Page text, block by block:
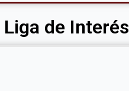
Liga de Interés